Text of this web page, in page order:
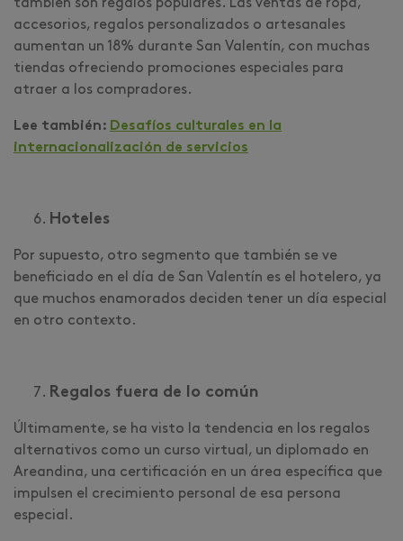
también son regalos populares. Las ventas de ropa,
accesorios, regalos personalizados o artesanales
aumentan un 18% durante San Valentín, con muchas
tiendas ofreciendo promociones especiales para
atraer a los compradores.
Lee también: Desafíos culturales en la
internacionalización de servicios
Hoteles
Por supuesto, otro segmento que también se ve
beneficiado en el día de San Valentín es el hotelero, ya
que muchos enamorados deciden tener un día especial
en otro contexto.
Regalos fuera de lo común
Últimamente, se ha visto la tendencia en los regalos
alternativos como un curso virtual, un diplomado en
Areandina, una certificación en un área específica que
impulsen el crecimiento personal de esa persona
especial.